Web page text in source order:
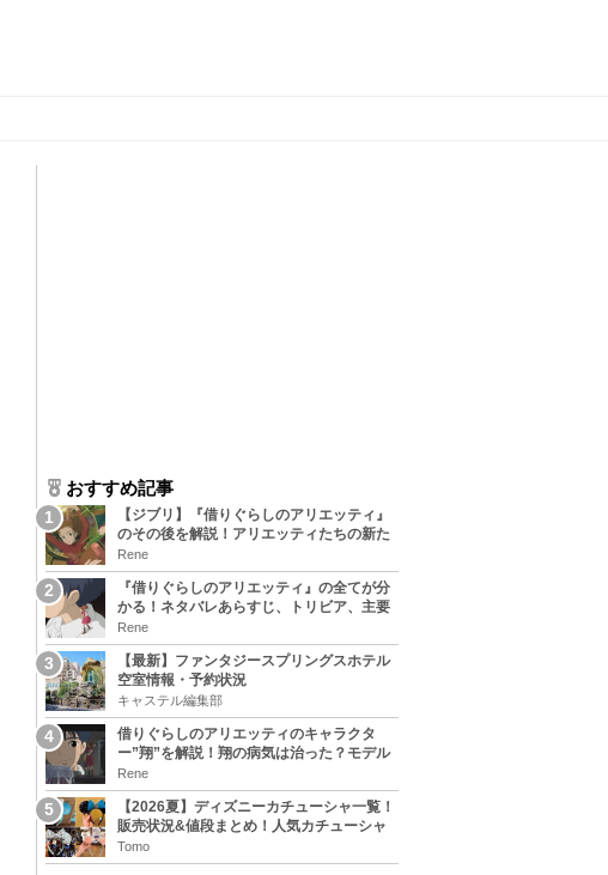
おすすめ記事
【ジブリ】『借りぐらしのアリエッティ』
のその後を解説！アリエッティたちの新た
な住処は？翔の病気は治る？
Rene
『借りぐらしのアリエッティ』の全てが分
かる！ネタバレあらすじ、トリビア、主要
キャラまとめ！
Rene
【最新】ファンタジースプリングスホテル
空室情報・予約状況
キャステル編集部
借りぐらしのアリエッティのキャラクタ
ー”翔”を解説！翔の病気は治った？モデル
は誰？
Rene
【2026夏】ディズニーカチューシャ一覧！
販売状況&値段まとめ！人気カチューシャ
をチェック
Tomo